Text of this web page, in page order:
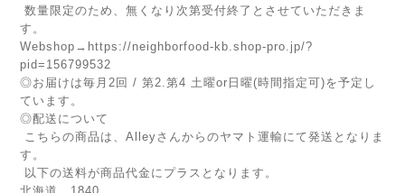
数量限定のため、無くなり次第受付終了とさせていただきま
す。
Webshop→ https://neighborfood-kb.shop-pro.jp/?
pid=156799532
◎お届けは毎月2回 / 第2.第4 土曜or日曜(時間指定可)を予定し
ています。
◎配送について
こちらの商品は、Alleyさんからのヤマト運輸にて発送となりま
す。
以下の送料が商品代金にプラスとなります。